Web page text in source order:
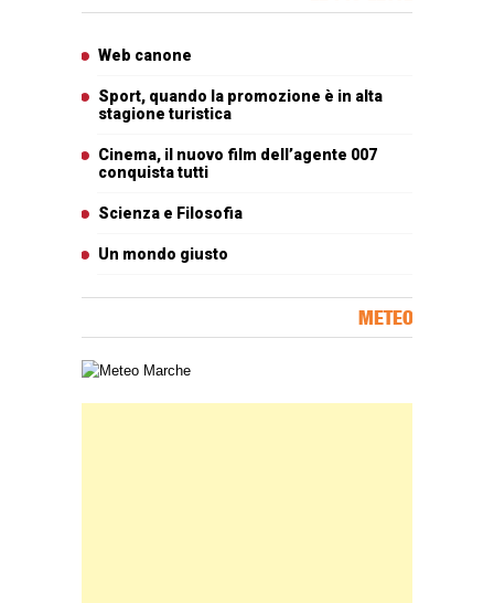
Web canone
Sport, quando la promozione è in alta
stagione turistica
Cinema, il nuovo film dell’agente 007
conquista tutti
Scienza e Filosofia
Un mondo giusto
METEO
Carta meteorologica delle Marche